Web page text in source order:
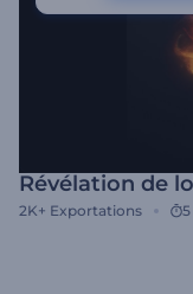
Révélation de
2K+ Exportations